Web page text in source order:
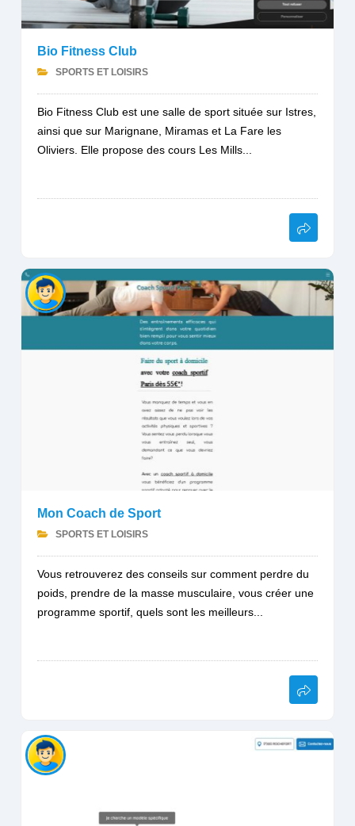
Bio Fitness Club
SPORTS ET LOISIRS
Bio Fitness Club est une salle de sport située sur Istres,
ainsi que sur Marignane, Miramas et La Fare les
Oliviers. Elle propose des cours Les Mills...
Mon Coach de Sport
SPORTS ET LOISIRS
Vous retrouverez des conseils sur comment perdre du
poids, prendre de la masse musculaire, vous créer une
programme sportif, quels sont les meilleurs...